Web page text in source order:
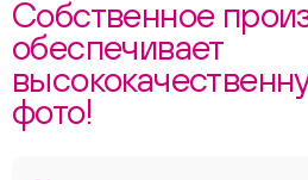
Собственное
обеспечивает
фото!